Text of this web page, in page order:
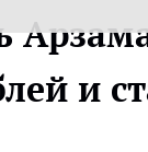
и